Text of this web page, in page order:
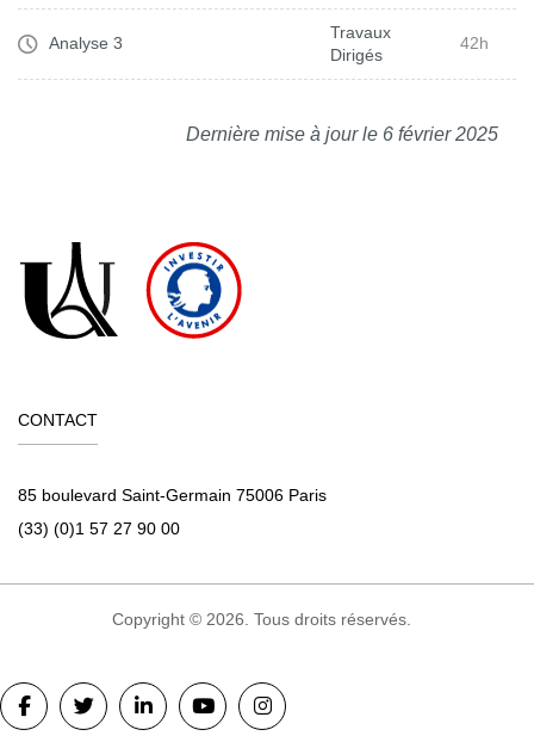
Analyse 3
Travaux
Dirigés
42h
Dernière mise à jour le 6 février 2025
CONTACT
85 boulevard Saint-Germain 75006 Paris
(33) (0)1 57 27 90 00
Copyright © 2026. Tous droits réservés.